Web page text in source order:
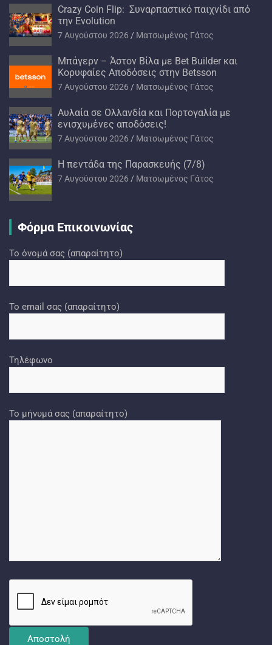
Crazy Coin Flip: Συναρπαστικό παιχνίδι από
την Evolution
7 Αυγούστου 2026 Ματσωμένος Γάτος
Μπάγερν – Άστον Βίλα με Bet Builder και
Κορυφαίες Αποδόσεις στην Betsson
7 Αυγούστου 2026 Ματσωμένος Γάτος
Αυλαία σε Ολλανδία και Πορτογαλία με
ενισχυμένες αποδόσεις!
7 Αυγούστου 2026 Ματσωμένος Γάτος
H πεντάδα της Παρασκευής (7/8)
7 Αυγούστου 2026 Ματσωμένος Γάτος
Φόρμα Επικοινωνίας
Το όνομά σας (απαραίτητο)
Το email σας (απαραίτητο)
Τηλέφωνο
Το μήνυμά σας (απαραίτητο)